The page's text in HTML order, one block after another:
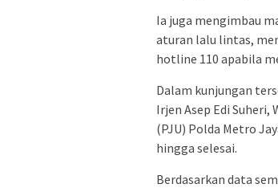
Ia juga mengimbau
aturan lalu lintas,
hotline 110 apabila
Dalam kunjungan
Irjen Asep Edi
(PJU) Polda Metro
hingga selesai.
Berdasarkan data